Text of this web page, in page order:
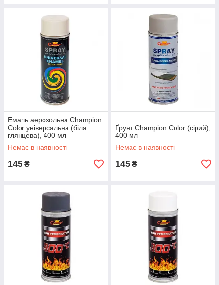
Емаль аерозольна Champion
Color універсальна (біла
глянцева), 400 мл
Немає в наявності
145 ₴
Ґрунт Champion Color (сірий),
400 мл
Немає в наявності
145 ₴